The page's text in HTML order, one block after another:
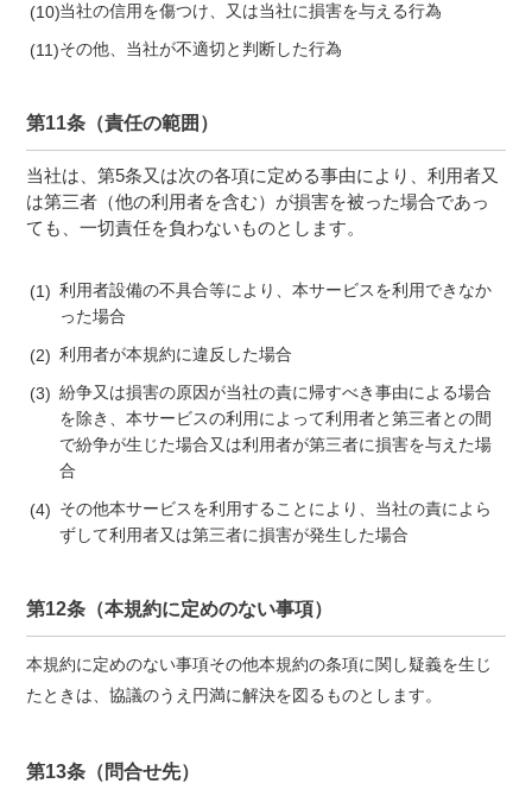
当社の信用を傷つけ、又は当社に損害を与える行為
その他、当社が不適切と判断した行為
第11条（責任の範囲）
当社は、第5条又は次の各項に定める事由により、利用者又
は第三者（他の利用者を含む）が損害を被った場合であっ
ても、一切責任を負わないものとします。
利用者設備の不具合等により、本サービスを利用できなか
った場合
利用者が本規約に違反した場合
紛争又は損害の原因が当社の責に帰すべき事由による場合
を除き、本サービスの利用によって利用者と第三者との間
で紛争が生じた場合又は利用者が第三者に損害を与えた場
合
その他本サービスを利用することにより、当社の責によら
ずして利用者又は第三者に損害が発生した場合
第12条（本規約に定めのない事項）
本規約に定めのない事項その他本規約の条項に関し疑義を生じ
たときは、協議のうえ円満に解決を図るものとします。
第13条（問合せ先）